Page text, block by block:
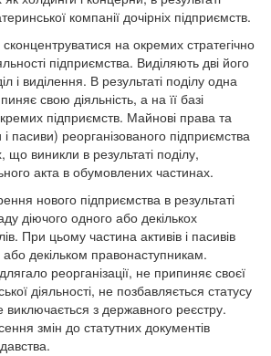
компанії дочірніх підприємств.
на окремих стратегічно
підприємства. Виділяють дві його
і виділення. В результаті поділу одна
свою діяльність, а на її базі
підприємств. Майнові права та
пасиви) реорганізованого підприємства
виникли в результаті поділу,
акта в обумовлених частинах.
нового підприємства в результаті
діючого одного або декількох
При цьому частина активів і пасивів
декільком правонаступникам.
реорганізації, не припиняє своєї
діяльності, не позбавляється статусу
виключається з державного реєстру.
змін до статутних документів